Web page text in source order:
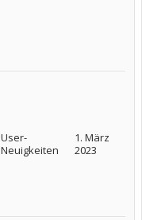
User-
Neuigkeiten
1. März
2023